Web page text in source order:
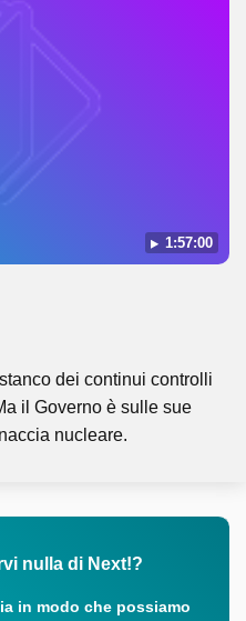
1:57:00
dei continui controlli
il Governo è sulle sue
nucleare.
nulla di Next!?
in modo che possiamo